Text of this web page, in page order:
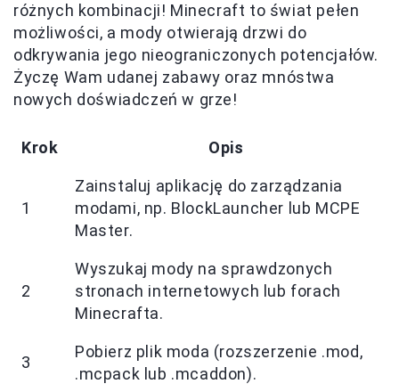
różnych kombinacji! Minecraft to świat pełen
możliwości, a mody otwierają drzwi do
odkrywania jego nieograniczonych potencjałów.
Życzę Wam udanej zabawy oraz mnóstwa
nowych doświadczeń w grze!
Krok Opis
1
Zainstaluj aplikację do zarządzania
modami, np. BlockLauncher lub MCPE
Master.
2
Wyszukaj mody na sprawdzonych
stronach internetowych lub forach
Minecrafta.
3
Pobierz plik moda (rozszerzenie .mod,
.mcpack lub .mcaddon).